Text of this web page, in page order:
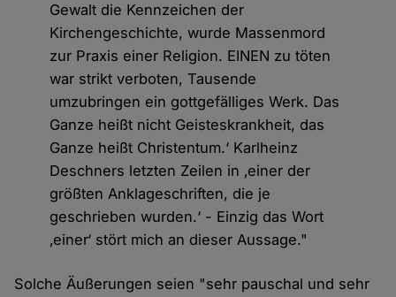
Gewalt die Kennzeichen der
Kirchengeschichte, wurde Massenmord
zur Praxis einer Religion. EINEN zu töten
war strikt verboten, Tausende
umzubringen ein gottgefälliges Werk. Das
Ganze heißt nicht Geisteskrankheit, das
Ganze heißt Christentum.‘ Karlheinz
Deschners letzten Zeilen in ‚einer der
größten Anklageschriften, die je
geschrieben wurden.‘ - Einzig das Wort
‚einer‘ stört mich an dieser Aussage."
Solche Äußerungen seien "sehr pauschal und sehr